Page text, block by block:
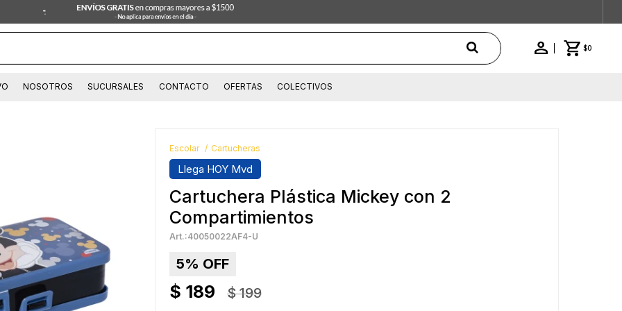
$0
NOSOTROS SUCURSALES CONTACTO OFERTAS COLECTIVOS
Escolar Cartucheras
Llega HOY Mvd
Cartuchera Plástica Mickey con 2
Compartimientos
40050022AF4-U
5
$ 189 $ 199